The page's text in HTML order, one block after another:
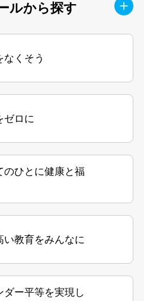
ルから探す
なくそう
ゼロに
のひとに健康と福
い教育をみんなに
ダー平等を実現し